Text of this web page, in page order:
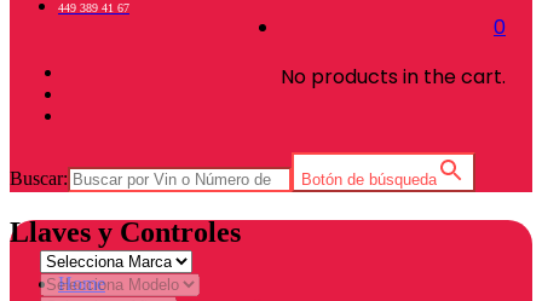
0
No products in the cart.
449 389 41 67
Buscar: Botón de búsqueda
Llaves y Controles
Home